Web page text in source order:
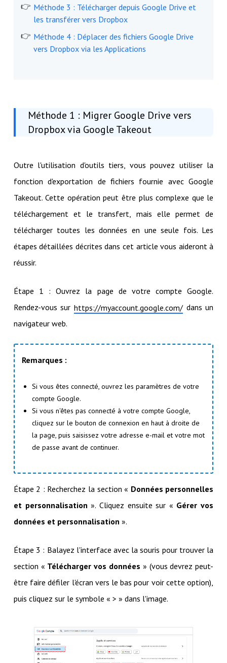
Méthode 3 : Télécharger depuis Google Drive et
les transférer vers Dropbox
Méthode 4 : Déplacer des fichiers Google Drive
vers Dropbox via les Applications
Méthode 1 : Migrer Google Drive vers
Dropbox via Google Takeout
Outre l'utilisation d'outils tiers, vous pouvez utiliser la
fonction d'exportation de fichiers fournie avec Google
Takeout. Cette opération peut être plus complexe que le
téléchargement et le transfert, mais elle permet de
télécharger toutes les données en une seule fois. Les
étapes détaillées décrites dans cet article vous aideront à
réussir.
Étape 1 : Ouvrez la page de votre compte Google.
Rendez-vous sur https://myaccount.google.com/ dans un
navigateur web.
Remarques :
Si vous êtes connecté, ouvrez les paramètres de votre
compte Google.
Si vous n'êtes pas connecté à votre compte Google,
cliquez sur le bouton de connexion en haut à droite de
la page, puis saisissez votre adresse e-mail et votre mot
de passe avant de continuer.
Étape 2 : Recherchez la section « Données personnelles
et personnalisation ». Cliquez ensuite sur « Gérer vos
données et personnalisation ».
Étape 3 : Balayez l'interface avec la souris pour trouver la
section « Télécharger vos données » (vous devrez peut-
être faire défiler l'écran vers le bas pour voir cette option),
puis cliquez sur le symbole « > » dans l'image.